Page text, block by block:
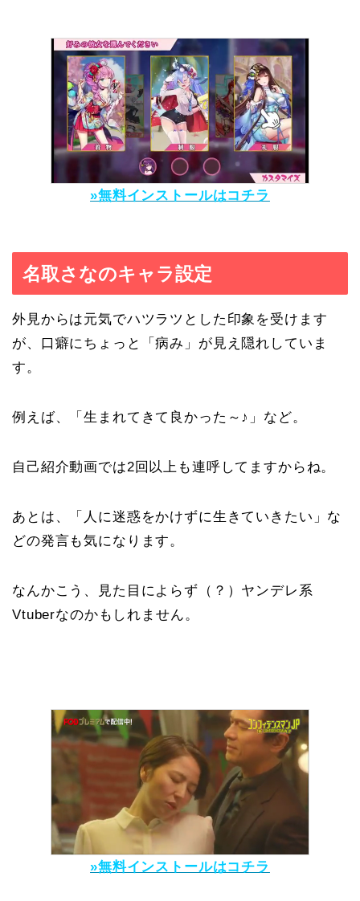
»無料インストールはコチラ
名取さなのキャラ設定
外見からは元気でハツラツとした印象を受けます
が、口癖にちょっと「病み」が見え隠れしていま
す。
例えば、「生まれてきて良かった～♪」など。
自己紹介動画では2回以上も連呼してますからね。
あとは、「人に迷惑をかけずに生きていきたい」な
どの発言も気になります。
なんかこう、見た目によらず（？）ヤンデレ系
Vtuberなのかもしれません。
»無料インストールはコチラ